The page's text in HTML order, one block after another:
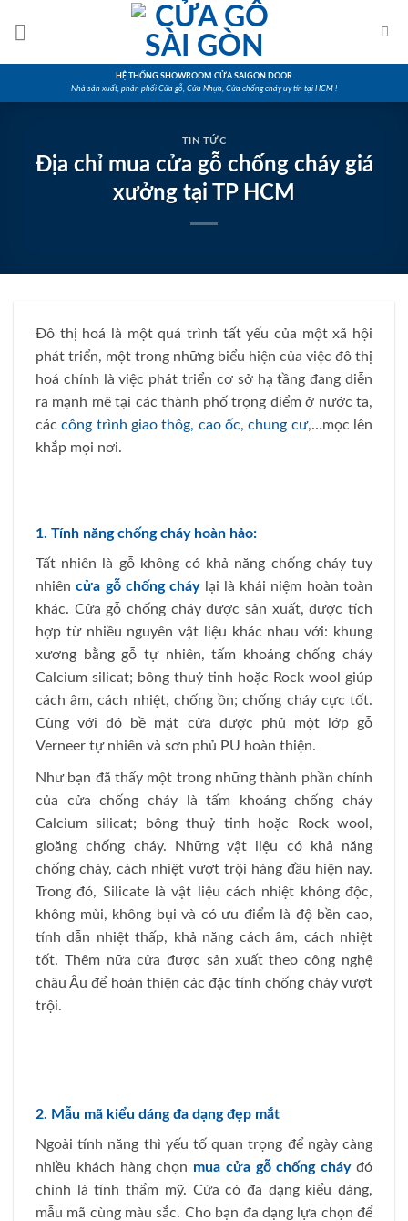
HỆ THỐNG SHOWROOM CỬA SAIGON DOOR
Nhà sản xuất, phân phối Cửa gỗ, Cửa Nhựa, Cửa chống cháy uy tín tại HCM !
TIN TỨC
Địa chỉ mua cửa gỗ chống cháy giá
xưởng tại TP HCM
Đô thị hoá là một quá trình tất yếu của một xã hội
phát triển, một trong những biểu hiện của việc đô thị
hoá chính là việc phát triển cơ sở hạ tầng đang diễn
ra mạnh mẽ tại các thành phố trọng điểm ở nước ta,
cáccông trình giao thôg, cao ốc, chung cư,…mọc lên
khắp mọi nơi.
1. Tính năng chống cháy hoàn hảo:
Tất nhiên là gỗ không có khả năng chống cháy tuy
nhiêncửa gỗ chống cháylại là khái niệm hoàn toàn
khác. Cửa gỗ chống cháy được sản xuất, được tích
hợp từ nhiều nguyên vật liệu khác nhau với: khung
xương bằng gỗ tự nhiên, tấm khoáng chống cháy
Calcium silicat; bông thuỷ tinh hoặc Rock wool giúp
cách âm, cách nhiệt, chống ồn; chống cháy cực tốt.
Cùng với đó bề mặt cửa được phủ một lớp gỗ
Verneer tự nhiên và sơn phủ PU hoàn thiện.
Như bạn đã thấy một trong những thành phần chính
của cửa chống cháy là tấm khoáng chống cháy
Calcium silicat; bông thuỷ tinh hoặc Rock wool,
gioăng chống cháy. Những vật liệu có khả năng
chống cháy, cách nhiệt vượt trội hàng đầu hiện nay.
Trong đó, Silicate là vật liệu cách nhiệt không độc,
không mùi, không bụi và có ưu điểm là độ bền cao,
tính dẫn nhiệt thấp, khả năng cách âm, cách nhiệt
tốt. Thêm nữa cửa được sản xuất theo công nghệ
châu Âu để hoàn thiện các đặc tính chống cháy vượt
trội.
2. Mẫu mã kiểu dáng đa dạng đẹp mắt
Ngoài tính năng thì yếu tố quan trọng để ngày càng
nhiều khách hàng chọn mua cửa gỗ chống cháyđó
chính là tính thẩm mỹ. Cửa có đa dạng kiểu dáng,
mẫu mã cùng màu sắc. Cho bạn đa dạng lựa chọn để